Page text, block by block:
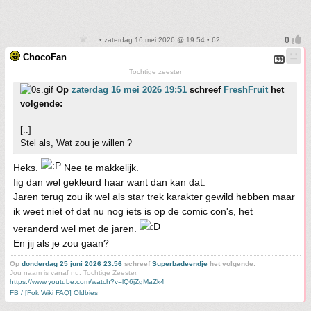
• zaterdag 16 mei 2026 @ 19:54 • 62
ChocoFan
Tochtige zeester
Op zaterdag 16 mei 2026 19:51 schreef FreshFruithet
volgende:
[..]
Stel als, Wat zou je willen ?
Heks.
Nee te makkelijk.
Iig dan wel gekleurd haar want dan kan dat.
Jaren terug zou ik wel als star trek karakter gewild hebben maar
ik weet niet of dat nu nog iets is op de comic con's, het
veranderd wel met de jaren.
En jij als je zou gaan?
Op donderdag 25 juni 2026 23:56 schreefSuperbadeendje het volgende:
Jou naam is vanaf nu: Tochtige Zeester.
https://www.youtube.com/watch?v=lQ6jZgMaZk4
FB / [Fok Wiki FAQ] Oldbies